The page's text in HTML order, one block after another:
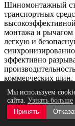
Шиномонтажный
транспортных
монтажа и рычагом
легкую и
эффективно
коммерческих шин.
С максимальной
возможностью
дюймов, станок
Мы используем
сайта. Узнать больше
Принять